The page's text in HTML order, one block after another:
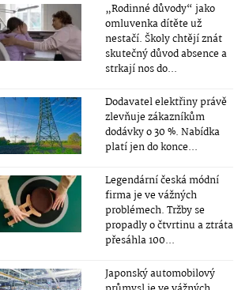
„Rodinné důvody“ jako
omluvenka dítěte už
nestačí. Školy chtějí znát
skutečný důvod absence a
strkají nos do...
Dodavatel elektřiny právě
zlevňuje zákazníkům
dodávky o 30 %. Nabídka
platí jen do konce...
Legendární česká módní
firma je ve vážných
problémech. Tržby se
propadly o čtvrtinu a ztráta
přesáhla 100...
Japonský automobilový